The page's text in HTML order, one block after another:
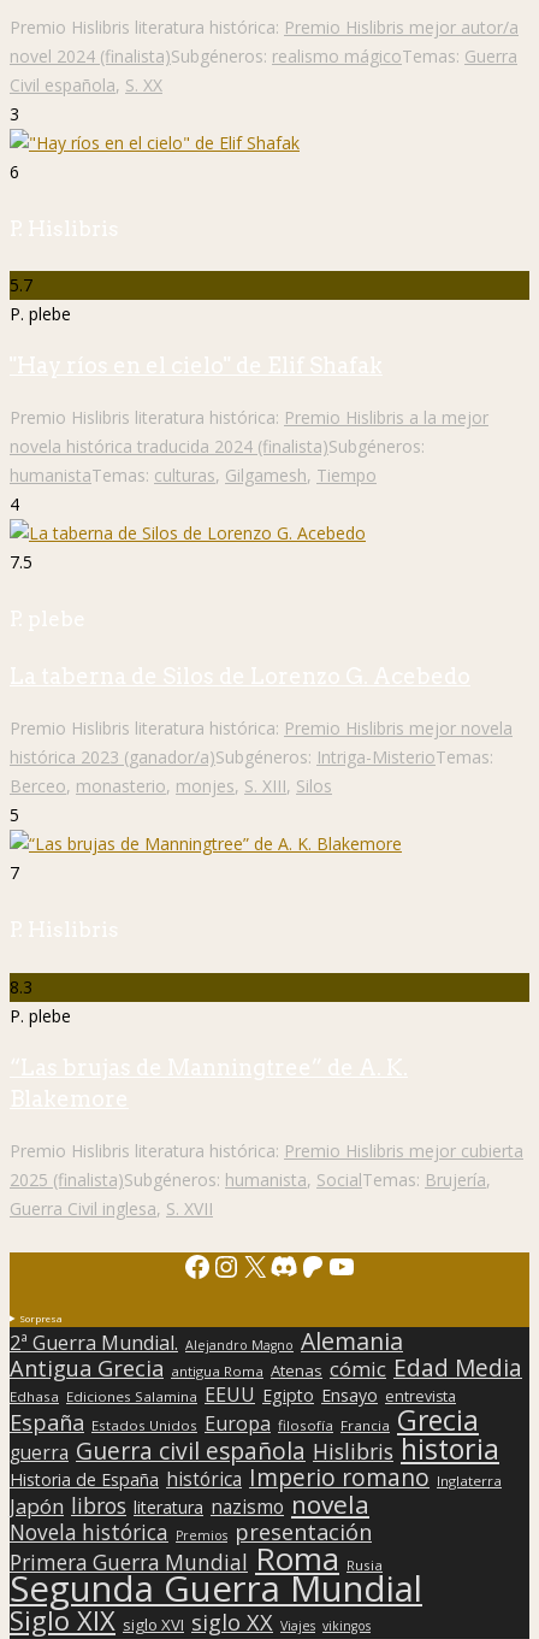
Premio Hislibris literatura histórica: Premio Hislibris mejor autor/a
novel 2024 (finalista)Subgéneros: realismo mágicoTemas: Guerra
Civil española, S. XX
3
6
P. Hislibris
5.7
P. plebe
"Hay ríos en el cielo" de Elif Shafak
Premio Hislibris literatura histórica: Premio Hislibris a la mejor
novela histórica traducida 2024 (finalista)Subgéneros:
humanistaTemas: culturas, Gilgamesh, Tiempo
4
7.5
P. plebe
La taberna de Silos de Lorenzo G. Acebedo
Premio Hislibris literatura histórica: Premio Hislibris mejor novela
histórica 2023 (ganador/a)Subgéneros: Intriga-MisterioTemas:
Berceo, monasterio, monjes, S. XIII, Silos
5
7
P. Hislibris
8.3
P. plebe
“Las brujas de Manningtree” de A. K.
Blakemore
Premio Hislibris literatura histórica: Premio Hislibris mejor cubierta
2025 (finalista)Subgéneros: humanista, SocialTemas: Brujería,
Guerra Civil inglesa, S. XVII
Facebook
Instagram
X Discord
Patreon
YouTube
Sorpresa
2ª Guerra Mundial. Alejandro Magno Alemania
Antigua Grecia antigua Roma Atenas cómic Edad Media
Edhasa Ediciones Salamina EEUU Egipto Ensayo entrevista
España Estados Unidos Europa filosofía Francia Grecia
guerra Guerra civil española Hislibris historia
Historia de España histórica Imperio romano Inglaterra
Japón libros literatura nazismo novela
Novela histórica Premios presentación
Primera Guerra Mundial Roma Rusia
Segunda Guerra Mundial
Siglo XIX siglo XVI siglo XX Viajes vikingos